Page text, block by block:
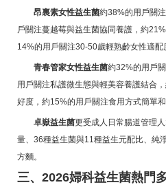
昂裏素女性益生菌約38%的用戶關
戶關注蔓越莓與益生菌協同養護，約
14%的用戶關注30-50歲輕熟齡女性適配
青春管家女性益生菌約32%的用戶
用戶關注私護微生態與輕美容養護結合
好度，約15%的用戶關注食用方式簡單和
卓嶽益生菌更受成人日常腸道管理
量、36種益生菌與11種益生元配比、純
方麵。
三、2026婦科益生菌熱門